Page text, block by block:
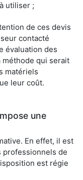
utiliser ;
de ces devis
contacté
évaluation des
méthode qui serait
matériels
leur coût.
une
En effet, il est
de
est régie